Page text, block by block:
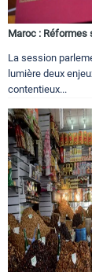
Maroc : Réformes
La session
lumière deux
contentieux...